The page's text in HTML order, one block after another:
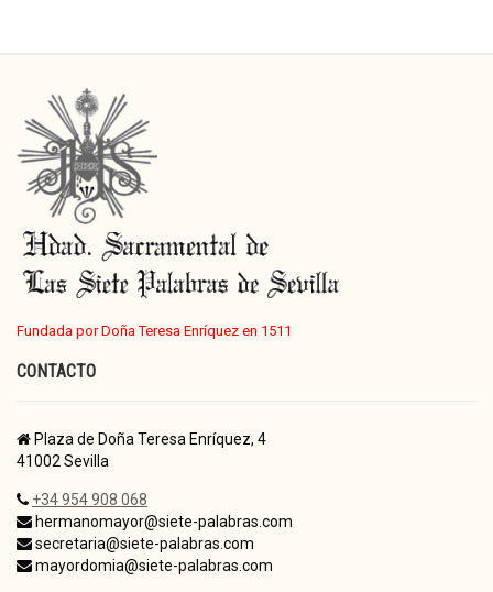
Fundada por Doña Teresa Enríquez en 1511
CONTACTO
Plaza de Doña Teresa Enríquez, 4
41002 Sevilla
+34 954 908 068
hermanomayor@siete-palabras.com
secretaria@siete-palabras.com
mayordomia@siete-palabras.com